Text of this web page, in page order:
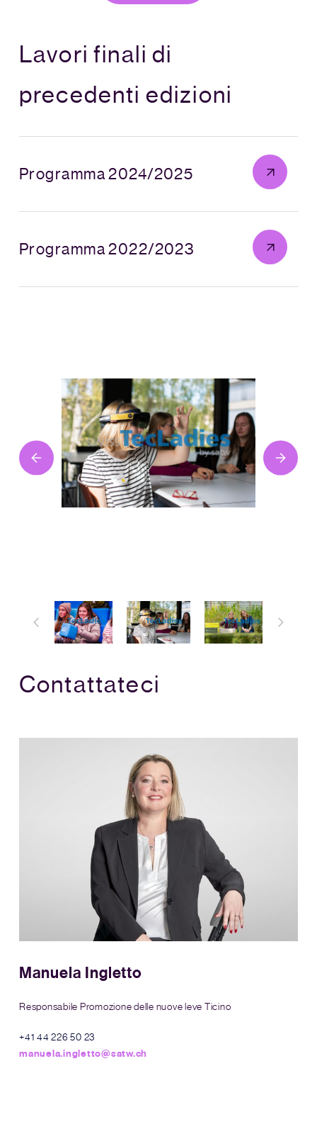
Lavori finali di
precedenti edizioni
Programma 2024/2025
Programma 2022/2023
Contattateci
Manuela Ingletto
Responsabile Promozione delle nuove leve Ticino
+41 44 226 50 23
manuela.ingletto@satw.ch